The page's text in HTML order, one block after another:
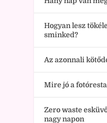
Hogyan lesz
sminked?
Az azonnali
Mire jó a
Zero waste
nagy napon